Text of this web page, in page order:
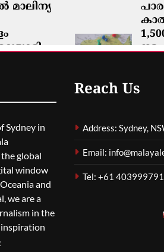
മാലിന്യ
Sydney in
global
window
and
we are a
in the
Reach Us
Address: Sydney,
Email:
Tel: +61 403999791